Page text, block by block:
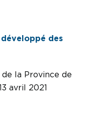
des
la Province de
avril 2021